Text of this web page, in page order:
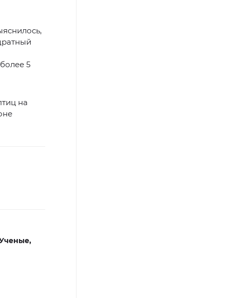
5
на